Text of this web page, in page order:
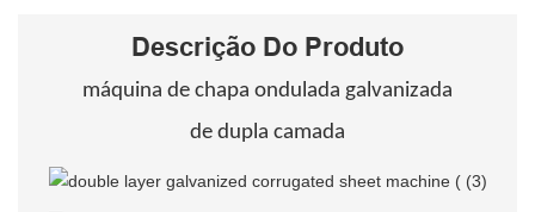
Descrição Do Produto
máquina de chapa ondulada galvanizada
de dupla camada